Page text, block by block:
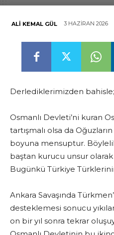
ALI KEMAL GÜL 3 HAZIRAN 2026
Derlediklerimizden bahisle;
Osmanlı Devleti’ni kuran
tartışmalı olsa da
boyuna mensuptur.
baştan kurucu unsur
Bugünkü Türkiye
Ankara Savaşında
desteklemesi sonucu
on bir yıl sonra tekrar